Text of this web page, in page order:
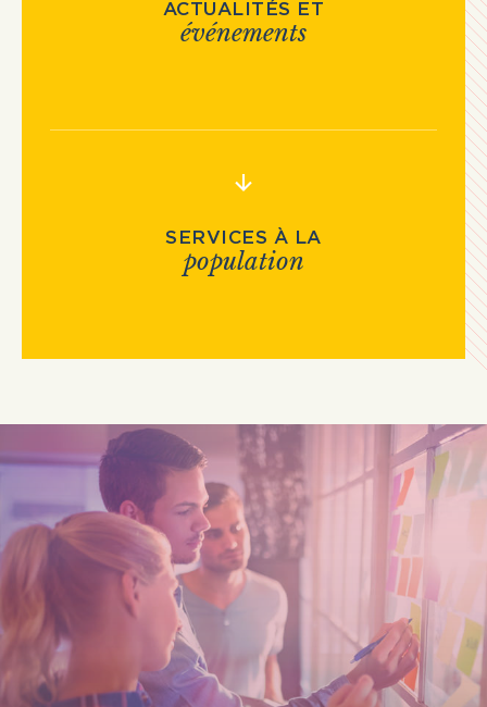
ACTUALITÉS ET
événements
SERVICES À LA
population